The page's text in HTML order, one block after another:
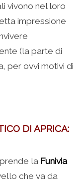
vivono nel loro
impressione
(la parte di
per ovvi motivi di
DI APRICA:
la Funivia
che va da